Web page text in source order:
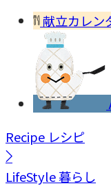
献立カレン
Recipe レシピ
LifeStyle暮らし